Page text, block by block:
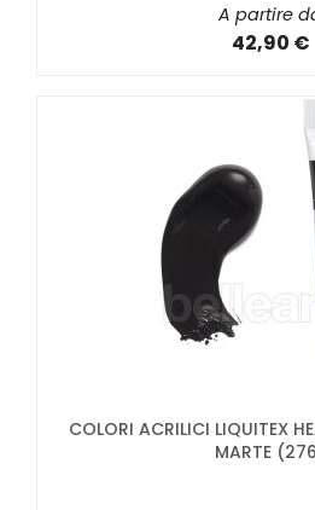
A partire
42,90 €
COLORI ACRILICI LIQUITEX
MARTE